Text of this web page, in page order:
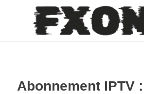
fxon
Abonnement IPTV